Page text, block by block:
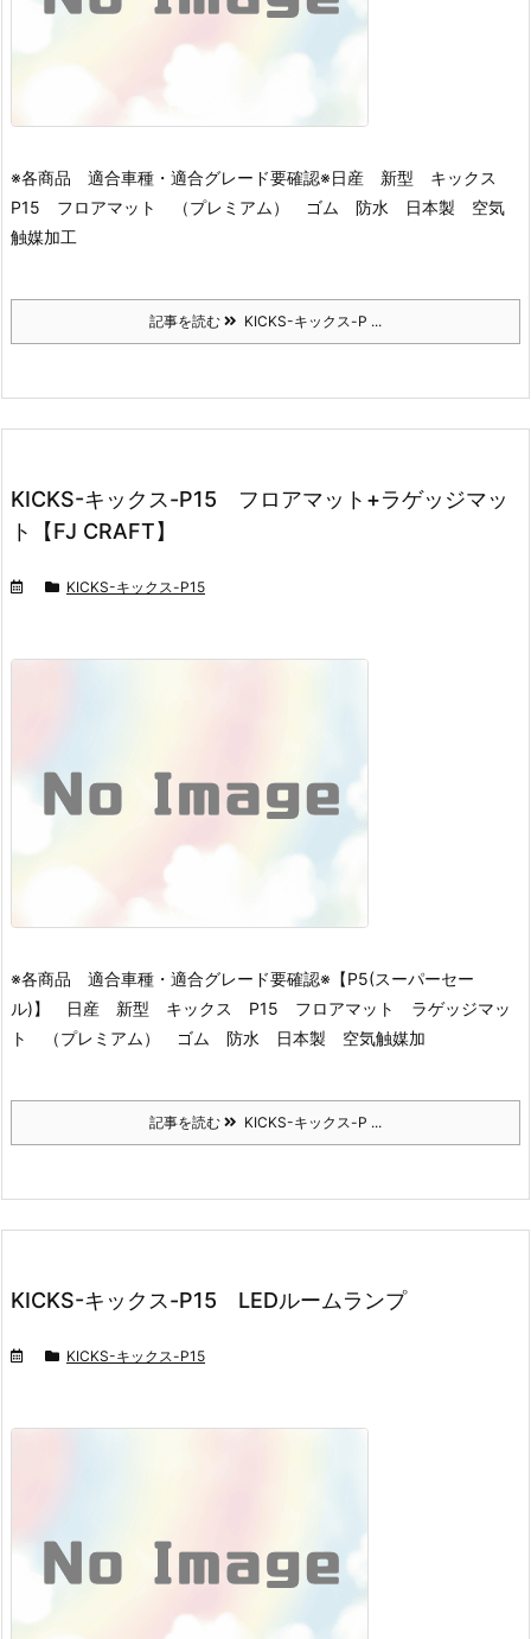
※各商品 適合車種・適合グレード要確認※日産 新型 キックス
P15 フロアマット （プレミアム） ゴム 防水 日本製 空気
触媒加工
記事を読む KICKS-キックス-P ...
KICKS-キックス-P15 フロアマット+ラゲッジマッ
ト【FJ CRAFT】
KICKS-キックス-P15
※各商品 適合車種・適合グレード要確認※ 【P5(スーパーセー
ル)】 日産 新型 キックス P15 フロアマット ラゲッジマッ
ト （プレミアム） ゴム 防水 日本製 空気触媒加
記事を読む KICKS-キックス-P ...
KICKS-キックス-P15 LEDルームランプ
KICKS-キックス-P15